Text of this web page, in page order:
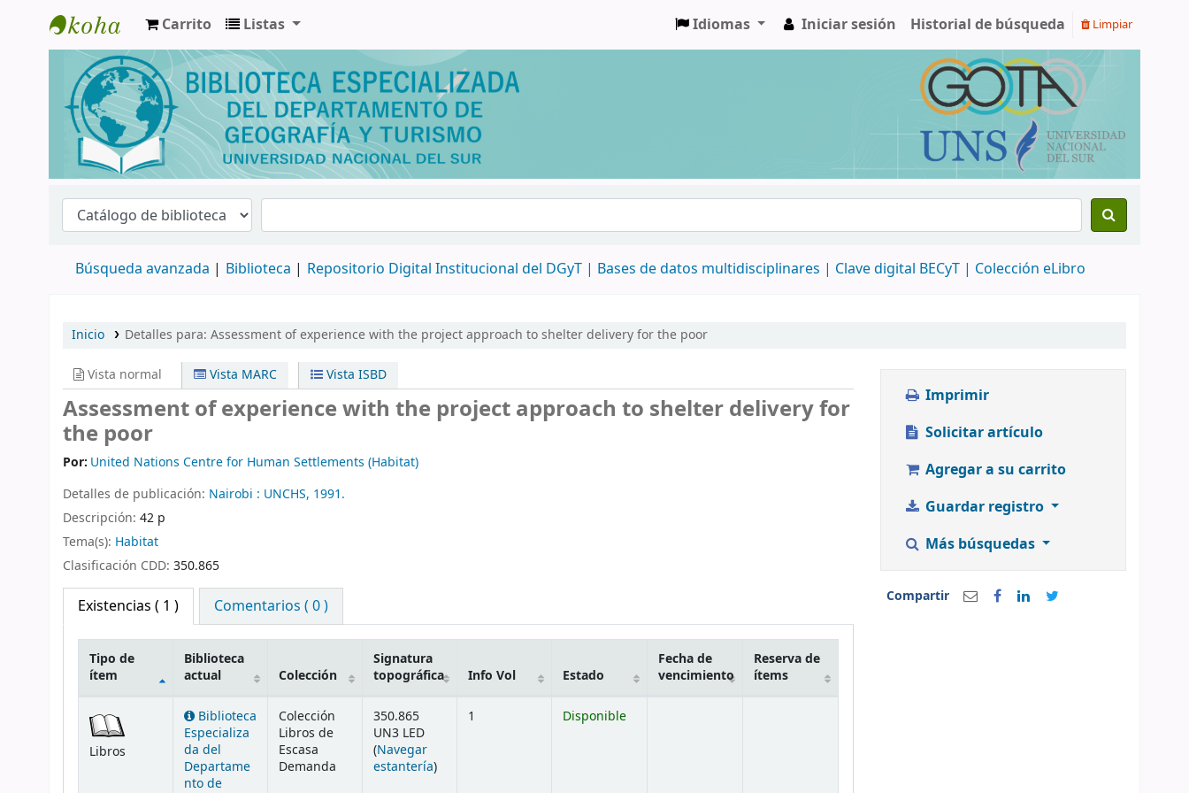
Biblioteca de Geografía y Turismo
Carrito Listas Idiomas Iniciar sesión Historial de búsqueda Limpiar
Búsqueda avanzada Biblioteca Repositorio Digital Institucional del DGyT | Bases de datos multidisciplinares | Clave digital BECyT | Colección eLibro
Inicio Detalles para: Assessment of experience with the project approach to shelter delivery for the poor
Vista normal Vista MARC Vista ISBD
Assessment of experience with the project approach to shelter delivery for
the poor
Por: United Nations Centre for Human Settlements (Habitat)
Detalles de publicación: Nairobi : UNCHS, 1991.
Descripción: 42 p
Tema(s): Habitat
Clasificación CDD: 350.865
Existencias ( 1 ) Comentarios ( 0 )
Tipo de
ítem
Biblioteca
actual
Colección
Signatura
topográfica
Info Vol Estado
Fecha de
vencimiento
Reserva de
ítems
Libros
Biblioteca
Especializa
da del
Departame
nto de
Colección
Libros de
Escasa
Demanda
350.865
UN3 LED
(Navegar
estantería(Abre debajo)
)
1 Disponible
Imprimir
Solicitar artículo
Agregar a su carrito
Guardar registro
Más búsquedas
Compartir